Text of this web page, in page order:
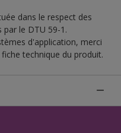
dans le respect des
le DTU 59-1.
d'application, merci
technique du produit.